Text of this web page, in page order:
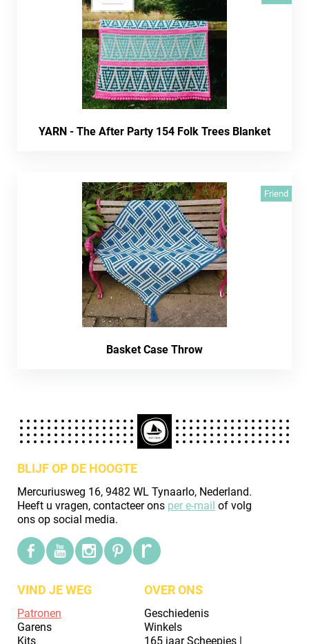
YARN - The After Party 154 Folk Trees Blanket
Friend
Basket Case Throw
BLIJF OP DE HOOGTE
Mercuriusweg 16, 9482 WL Tynaarlo, Nederland.
Heeft u vragen, contacteer ons per e-mail of volg
ons op social media.
VIND JE WEG
Patronen
Garens
Kits
OVER ONS
Geschiedenis
Winkels
165 jaar Scheepjes |